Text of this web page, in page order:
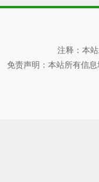
注释：本
免责声明：本站所有信